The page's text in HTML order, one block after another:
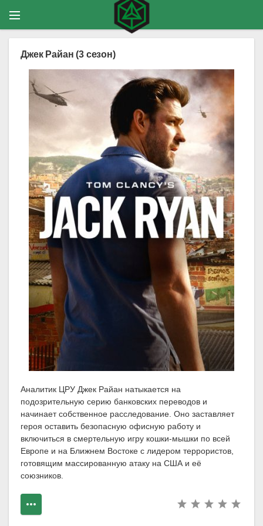
Джек Райан (3 сезон)
Аналитик ЦРУ Джек Райан натыкается на
подозрительную серию банковских переводов и
начинает собственное расследование. Оно заставляет
героя оставить безопасную офисную работу и
включиться в смертельную игру кошки-мышки по всей
Европе и на Ближнем Востоке с лидером террористов,
готовящим массированную атаку на США и её
союзников.